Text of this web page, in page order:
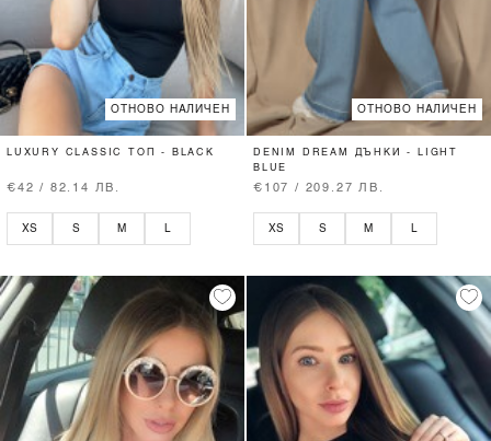
ОТНОВО НАЛИЧЕН
LUXURY CLASSIC ТОП - BLACK
€42 / 82.14 ЛВ.
XS S M
ОТНОВО НАЛИЧЕН
DENIM DREAM ДЪНКИ - LIGHT
BLUE
€107 / 209.27 ЛВ.
XS S M